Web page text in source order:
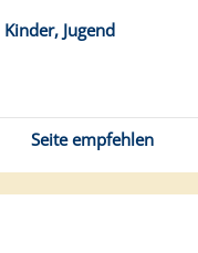
Kinder, Jugend
Seite empfehlen